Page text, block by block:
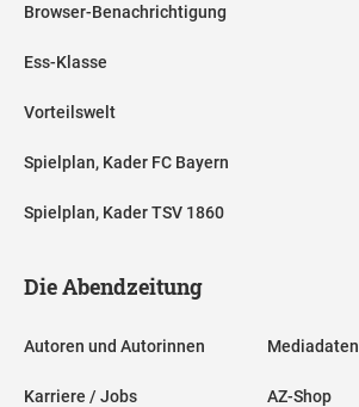
Browser-Benachrichtigung
Ess-Klasse
Vorteilswelt
Spielplan, Kader FC Bayern
Spielplan, Kader TSV 1860
Die Abendzeitung
Autoren und Autorinnen
Karriere / Jobs
Mediadaten
AZ-Shop